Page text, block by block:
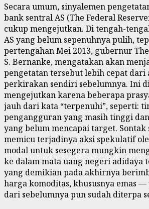
Secara umum, sinyalemen
bank sentral AS (The Federal
cukup mengejutkan. Di tengah-
AS yang belum sepenuhnya pulih,
pertengahan Mei 2013, gubernur
S. Bernanke, mengatakan akan
pengetatan tersebut lebih cepat dari
perkirakan sendiri sebelumnya. Ini
mengejutkan karena beberapa
jauh dari kata “terpenuhi”, seperti:
pengangguran yang masih tinggi
yang belum mencapai target. Sontak
memicu terjadinya aksi spekulatif
modal untuk sesegera mungkin
ke dalam mata uang negeri adidaya
yang demikian pada akhirnya
harga komoditas, khususnya emas —
dari sebelumnya pun sudah diterpa